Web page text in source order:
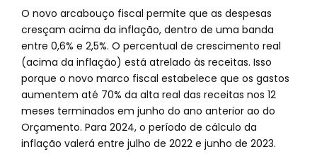
O novo arcabouço fiscal permite que as despesas
cresçam acima da inflação, dentro de uma banda
entre 0,6% e 2,5%. O percentual de crescimento real
(acima da inflação) está atrelado às receitas. Isso
porque o novo marco fiscal estabelece que os gastos
aumentem até 70% da alta real das receitas nos 12
meses terminados em junho do ano anterior ao do
Orçamento. Para 2024, o período de cálculo da
inflação valerá entre julho de 2022 e junho de 2023.